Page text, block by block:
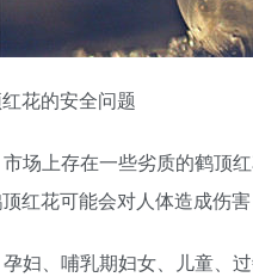
花的安全问题
场上存在一些劣质的鹤顶
红花可能会对人体造成伤
妇、哺乳期妇女、儿童、